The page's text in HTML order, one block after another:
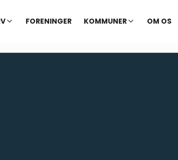
FORENINGER KOMMUNER OM OS